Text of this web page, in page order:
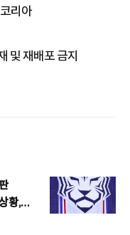
리아
재배포 금지
황,